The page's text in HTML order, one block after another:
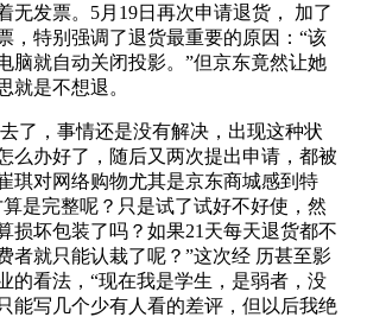
无发票。5月19日再次申请退货， 加了
，特别强调了退货最重要的原因：“该
脑就自动关闭投影。”但京东竟然让她
就是不想退。
了，事情还是没有解决，出现这种状
么办好了，随后又两次提出申请，都被
琪对网络购物尤其是京东商城感到特
是完整呢？只是试了试好不好使，然
损坏包装了吗？如果21天每天退货都不
者就只能认栽了呢？”这次经 历甚至影
的看法，“现在我是学生，是弱者，没
能写几个少有人看的差评，但以后我绝